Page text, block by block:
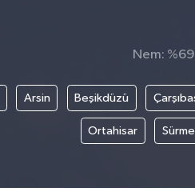
Nem:
Arsin Beşikdüzü
Ortahisar